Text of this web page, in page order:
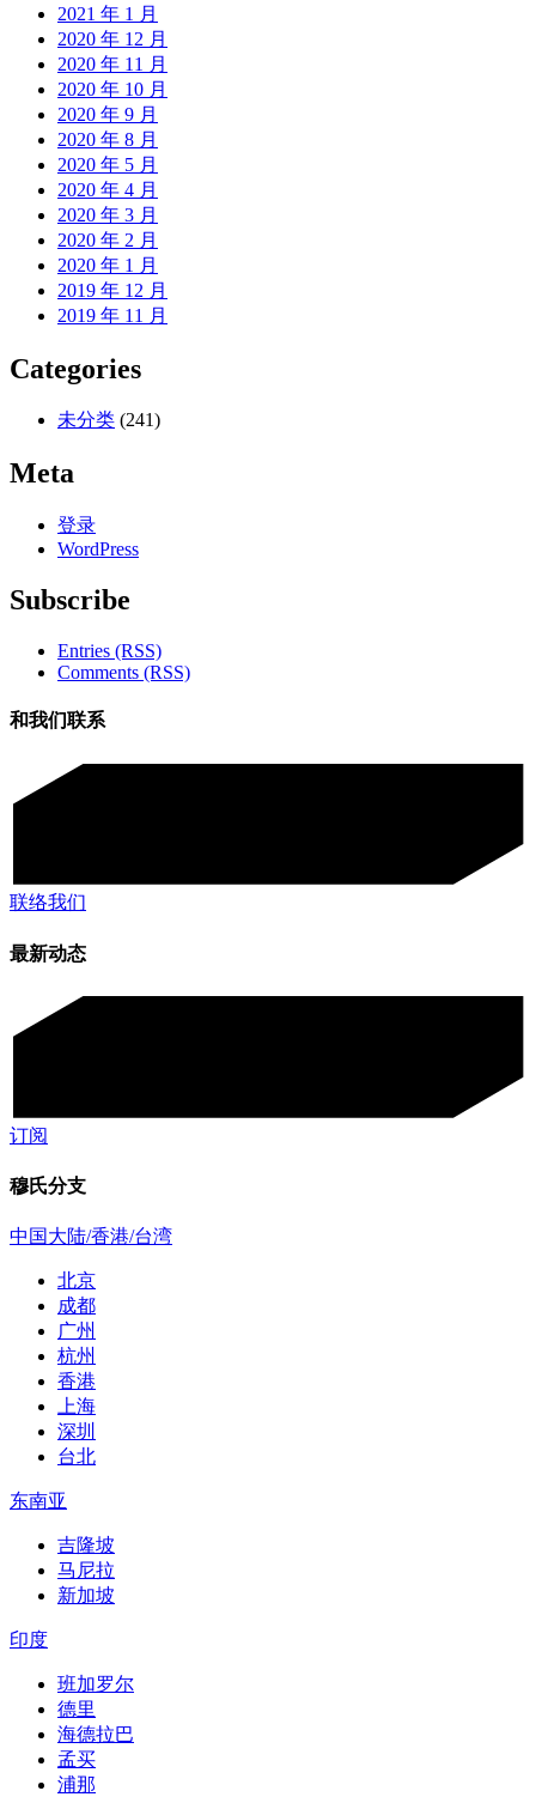
2021 年 1 月
2020 年 12 月
2020 年 11 月
2020 年 10 月
2020 年 9 月
2020 年 8 月
2020 年 5 月
2020 年 4 月
2020 年 3 月
2020 年 2 月
2020 年 1 月
2019 年 12 月
2019 年 11 月
Categories
未分类 (241)
Meta
登录
WordPress
Subscribe
Entries (RSS)
Comments (RSS)
和我们联系
联络我们
最新动态
订阅
穆氏分支
中国大陆/香港/台湾
北京
成都
广州
杭州
香港
上海
深圳
台北
东南亚
吉隆坡
马尼拉
新加坡
印度
班加罗尔
德里
海德拉巴
孟买
浦那